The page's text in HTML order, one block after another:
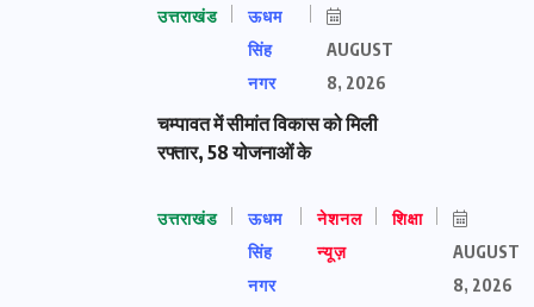
उत्तराखंड
ऊधम
सिंह
नगर
AUGUST
8, 2026
चम्पावत में सीमांत विकास को मिली
रफ्तार, 58 योजनाओं के
उत्तराखंड
ऊधम
सिंह
नगर
नेशनल
न्यूज़
शिक्षा
AUGUST
8, 2026